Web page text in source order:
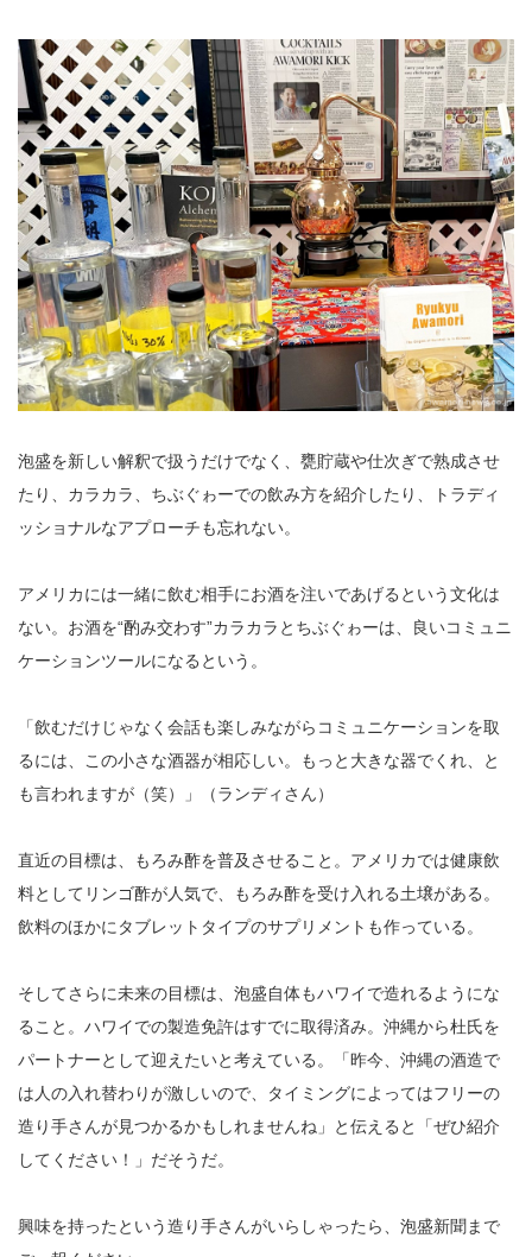
泡盛を新しい解釈で扱うだけでなく、甕貯蔵や仕次ぎで熟成させ
たり、カラカラ、ちぶぐゎーでの飲み方を紹介したり、トラディ
ッショナルなアプローチも忘れない。
アメリカには一緒に飲む相手にお酒を注いであげるという文化は
ない。お酒を“酌み交わす”カラカラとちぶぐゎーは、良いコミュニ
ケーションツールになるという。
「飲むだけじゃなく会話も楽しみながらコミュニケーションを取
るには、この小さな酒器が相応しい。もっと大きな器でくれ、と
も言われますが（笑）」（ランディさん）
直近の目標は、もろみ酢を普及させること。アメリカでは健康飲
料としてリンゴ酢が人気で、もろみ酢を受け入れる土壌がある。
飲料のほかにタブレットタイプのサプリメントも作っている。
そしてさらに未来の目標は、泡盛自体もハワイで造れるようにな
ること。ハワイでの製造免許はすでに取得済み。沖縄から杜氏を
パートナーとして迎えたいと考えている。「昨今、沖縄の酒造で
は人の入れ替わりが激しいので、タイミングによってはフリーの
造り手さんが見つかるかもしれませんね」と伝えると「ぜひ紹介
してください！」だそうだ。
興味を持ったという造り手さんがいらしゃったら、泡盛新聞まで